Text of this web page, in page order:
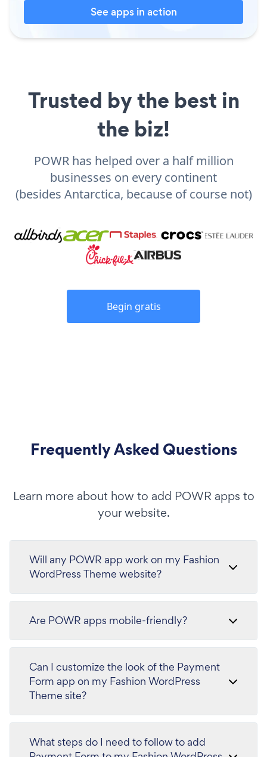
See apps in action
Trusted by the best in
the biz!
POWR has helped over a half million
businesses on every continent
(besides Antarctica, because of course not)
Begin gratis
Frequently Asked Questions
Learn more about how to add POWR apps to
your website.
Will any POWR app work on my Fashion
WordPress Theme website?
Are POWR apps mobile-friendly?
Can I customize the look of the Payment
Form app on my Fashion WordPress
Theme site?
What steps do I need to follow to add